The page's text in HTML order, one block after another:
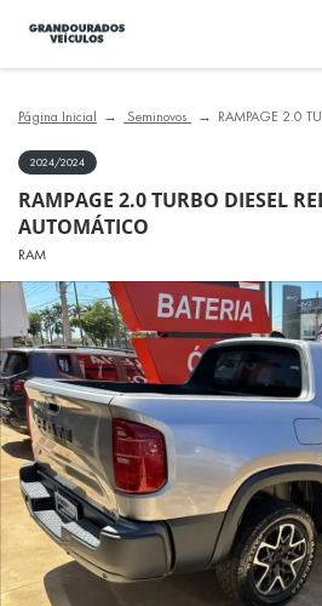
Página Inicial Seminovos RAMPAGE 2.0
2024/2024
RAMPAGE 2.0 TURBO DIESEL
AUTOMÁTICO
RAM